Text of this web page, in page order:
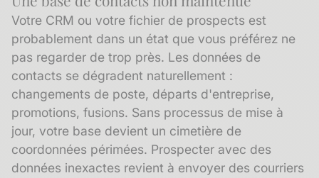
Votre CRM ou votre fichier de prospects est
probablement dans un état que vous préférez ne
pas regarder de trop près. Les données de
contacts se dégradent naturellement :
changements de poste, départs d'entreprise,
promotions, fusions. Sans processus de mise à
jour, votre base devient un cimetière de
coordonnées périmées. Prospecter avec des
données inexactes revient à envoyer des courriers